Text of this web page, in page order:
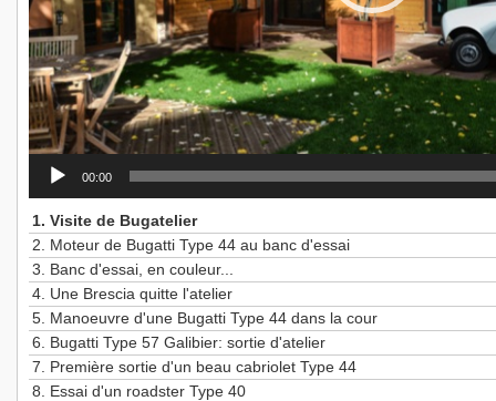
00:00
1. Visite de Bugatelier
2. Moteur de Bugatti Type 44 au banc d'essai
3. Banc d'essai, en couleur...
4. Une Brescia quitte l'atelier
5. Manoeuvre d'une Bugatti Type 44 dans la cour
6. Bugatti Type 57 Galibier: sortie d'atelier
7. Première sortie d'un beau cabriolet Type 44
8. Essai d'un roadster Type 40